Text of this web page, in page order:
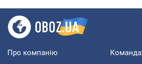
Про компанію Команда